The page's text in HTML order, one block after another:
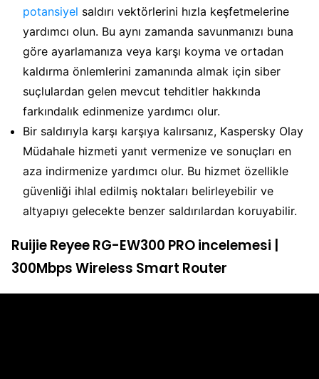
potansiyel saldırı vektörlerini hızla keşfetmelerine
yardımcı olun. Bu aynı zamanda savunmanızı buna
göre ayarlamanıza veya karşı koyma ve ortadan
kaldırma önlemlerini zamanında almak için siber
suçlulardan gelen mevcut tehditler hakkında
farkındalık edinmenize yardımcı olur.
Bir saldırıyla karşı karşıya kalırsanız, Kaspersky Olay
Müdahale hizmeti yanıt vermenize ve sonuçları en
aza indirmenize yardımcı olur. Bu hizmet özellikle
güvenliği ihlal edilmiş noktaları belirleyebilir ve
altyapıyı gelecekte benzer saldırılardan koruyabilir.
Ruijie Reyee RG-EW300 PRO incelemesi |
300Mbps Wireless Smart Router